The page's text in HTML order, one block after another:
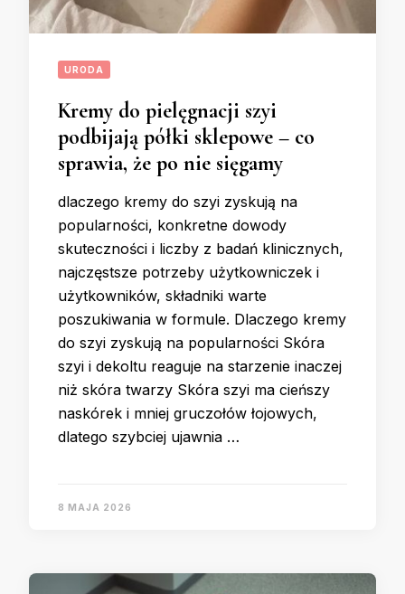
URODA
Kremy do pielęgnacji szyi
podbijają półki sklepowe – co
sprawia, że po nie sięgamy
dlaczego kremy do szyi zyskują na
popularności, konkretne dowody
skuteczności i liczby z badań klinicznych,
najczęstsze potrzeby użytkowniczek i
użytkowników, składniki warte
poszukiwania w formule. Dlaczego kremy
do szyi zyskują na popularności Skóra
szyi i dekoltu reaguje na starzenie inaczej
niż skóra twarzy Skóra szyi ma cieńszy
naskórek i mniej gruczołów łojowych,
dlatego szybciej ujawnia …
8 MAJA 2026